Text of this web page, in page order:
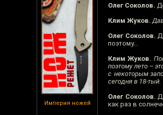
Империя ножей
Олег Соколов.
Клим Жуков.
Олег Соколов.
поэтому…
Клим Жуков.
поэтому лето –
с некоторым
сегодня в 18-тый.
Олег Соколов.
как раз в